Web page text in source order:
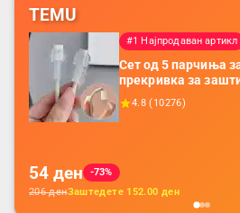
TEMU
#1 Најпродаван артикл
Сет од 5 парчиња
прекривка за
додатоци за
батерија, за
4.8 (10276)
54 ден
-73%
206денЗаштедете 152.00 ден